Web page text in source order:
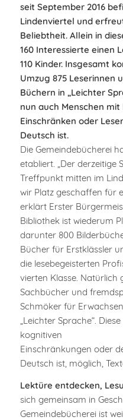
seit September 2016
Lindenviertel und
Beliebtheit. Allein in
160 Interessierte einen
110 Kinder. Insgesamt
Umzug 875 Leserinnen
Büchern in „Leichter
nun auch Menschen
Einschränken oder
Deutsch ist.
Die Gemeindebücherei
etabliert. „Der derzeitige
Treffpunkt mitten im
wir Platz geschaffen für
erklärt Erster
Bibliothek ist wiederum
darunter 800
Bücher für Erstklässler
die lesebegeisterten
vierten Klasse. Natürlich
Sachbücher und
Schmöker für
„Leichter Sprache“.
kognitiven
Einschränkungen oder
Deutsch ist, möglich,
Lektüre entdecken,
sich gemeinsam in
Gemeindebücherei ist